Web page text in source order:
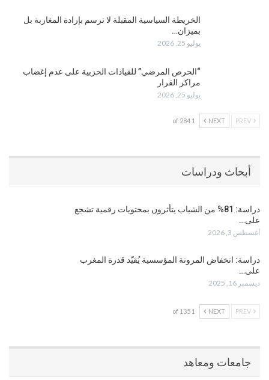
الخريطة السياسية المقبلة لا ترسم بإرادة المغاربة بل
بميزان…
يوليو 25, 2026
“الحرص المرضي” للقيادات الحزبية على عدم إغضاب
مراكز القرار
يوليو 25, 2026
NEXT
1 of 284
أبحاث ودراسات
دراسة: 81% من الشباب يتأثرون بمحتويات رقمية تشجع
على…
أغسطس 3, 2026
دراسة: انخفاض المرونة المؤسسية يُقيّد قدرة المغرب
على…
ديسمبر 16, 2025
NEXT
1 of 135
جامعات ومعاهد